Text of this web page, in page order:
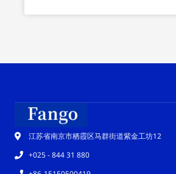
江苏省南京市栖霞区马群街道紫金工坊12
+025 - 844 31 880